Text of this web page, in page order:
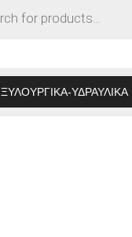
ΞΥΛΟΥΡΓΙΚΑ-ΥΔΡΑΥΛΙΚΑ